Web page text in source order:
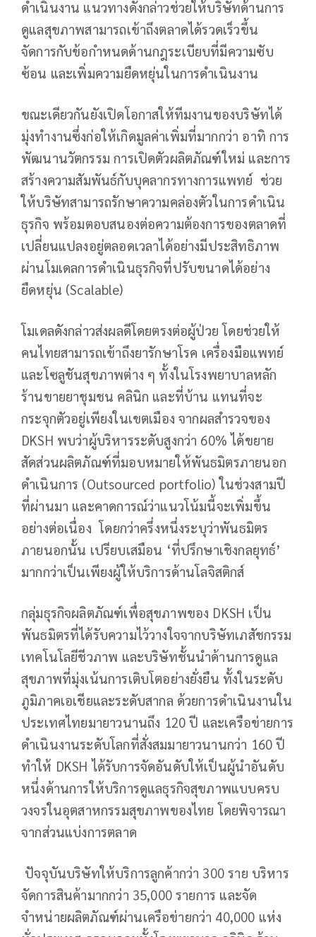
ดำเนินงาน แนวทางดังกล่าวช่วยให้บริษัทด้านการ
ดูแลสุขภาพสามารถเข้าถึงตลาดได้รวดเร็วขึ้น
จัดการกับข้อกำหนดด้านกฎระเบียบที่มีความซับ
ซ้อน และเพิ่มความยืดหยุ่นในการดำเนินงาน
ขณะเดียวกันยังเปิดโอกาสให้ทีมงานของบริษัทได้
มุ่งทำงานซึ่งก่อให้เกิดมูลค่าเพิ่มที่มากกว่า อาทิ การ
พัฒนานวัตกรรม การเปิดตัวผลิตภัณฑ์ใหม่ และการ
สร้างความสัมพันธ์กับบุคลากรทางการแพทย์ ช่วย
ให้บริษัทสามารถรักษาความคล่องตัวในการดำเนิน
ธุรกิจ พร้อมตอบสนองต่อความต้องการของตลาดที่
เปลี่ยนแปลงอยู่ตลอดเวลาได้อย่างมีประสิทธิภาพ
ผ่านโมเดลการดำเนินธุรกิจที่ปรับขนาดได้อย่าง
ยืดหยุ่น (Scalable)
โมเดลดังกล่าวส่งผลดีโดยตรงต่อผู้ป่วย โดยช่วยให้
คนไทยสามารถเข้าถึงยารักษาโรค เครื่องมือแพทย์
และโซลูชันสุขภาพต่าง ๆ ทั้งในโรงพยาบาลหลัก
ร้านขายยาชุมชน คลินิก และที่บ้าน แทนที่จะ
กระจุกตัวอยู่เพียงในเขตเมือง จากผลสำรวจของ
DKSH พบว่าผู้บริหารระดับสูงกว่า 60% ได้ขยาย
สัดส่วนผลิตภัณฑ์ที่มอบหมายให้พันธมิตรภายนอก
ดำเนินการ (Outsourced portfolio) ในช่วงสามปี
ที่ผ่านมา และคาดการณ์ว่าแนวโน้มนี้จะเพิ่มขึ้น
อย่างต่อเนื่อง โดยกว่าครึ่งหนึ่งระบุว่าพันธมิตร
ภายนอกนั้น เปรียบเสมือน ‘ที่ปรึกษาเชิงกลยุทธ์’
มากกว่าเป็นเพียงผู้ให้บริการด้านโลจิสติกส์
กลุ่มธุรกิจผลิตภัณฑ์เพื่อสุขภาพของ DKSH เป็น
พันธมิตรที่ได้รับความไว้วางใจจากบริษัทเภสัชกรรม
เทคโนโลยีชีวภาพ และบริษัทชั้นนำด้านการดูแล
สุขภาพที่มุ่งเน้นการเติบโตอย่างยั่งยืน ทั้งในระดับ
ภูมิภาคเอเชียและระดับสากล ด้วยการดำเนินงานใน
ประเทศไทยมายาวนานถึง 120 ปี และเครือข่ายการ
ดำเนินงานระดับโลกที่สั่งสมมายาวนานกว่า 160 ปี
ทำให้ DKSH ได้รับการจัดอันดับให้เป็นผู้นำอันดับ
หนึ่งด้านการให้บริการดูแลธุรกิจสุขภาพแบบครบ
วงจรในอุตสาหกรรมสุขภาพของไทย โดยพิจารณา
จากส่วนแบ่งการตลาด
ปัจจุบันบริษัทให้บริการลูกค้ากว่า 300 ราย บริหาร
จัดการสินค้ามากกว่า 35,000 รายการ และจัด
จำหน่ายผลิตภัณฑ์ผ่านเครือข่ายกว่า 40,000 แห่ง